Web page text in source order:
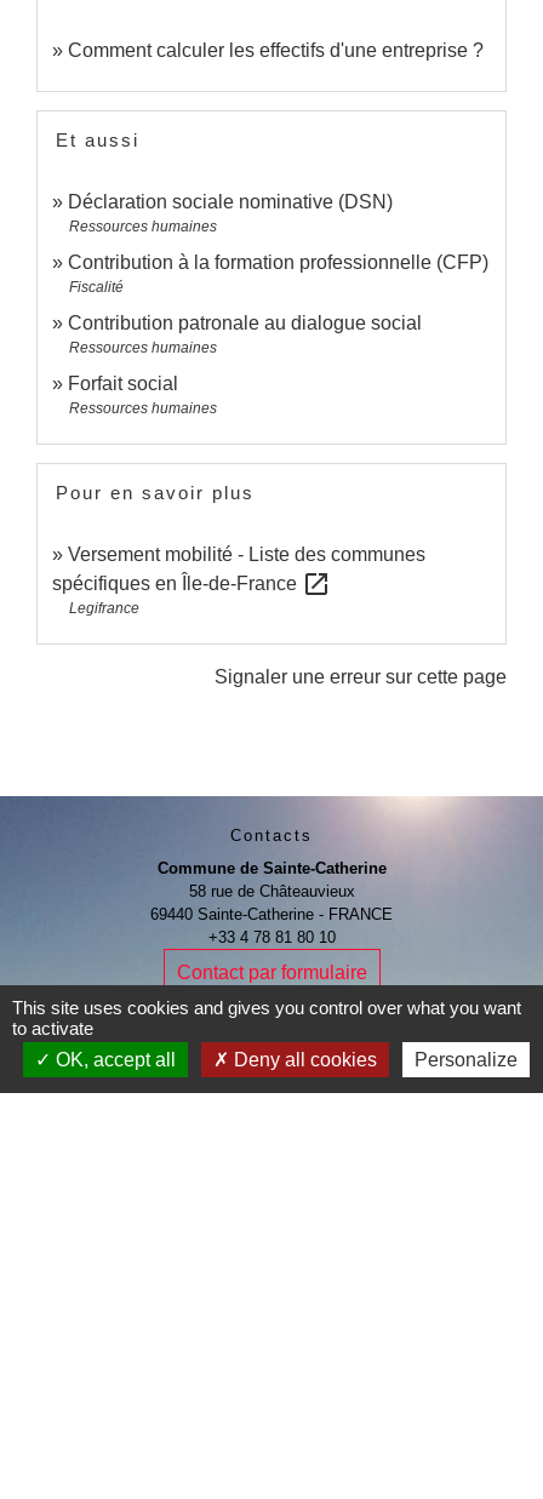
Comment calculer les effectifs d'une entreprise ?
Et aussi
Déclaration sociale nominative (DSN)
Ressources humaines
Contribution à la formation professionnelle (CFP)
Fiscalité
Contribution patronale au dialogue social
Ressources humaines
Forfait social
Ressources humaines
Pour en savoir plus
Versement mobilité - Liste des communes
spécifiques en Île-de-France open_in_new
Legifrance
Signaler une erreur sur cette page
Contacts
Commune de Sainte-Catherine
58 rue de Châteauvieux
69440 Sainte-Catherine - FRANCE
+33 4 78 81 80 10
Contact par formulaire
This site uses cookies and gives you control over what you want
to activate
OK, accept all
Deny all cookies Personalize